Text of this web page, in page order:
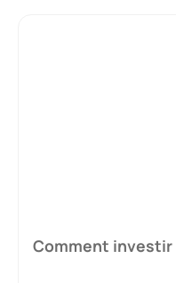
Comment investir